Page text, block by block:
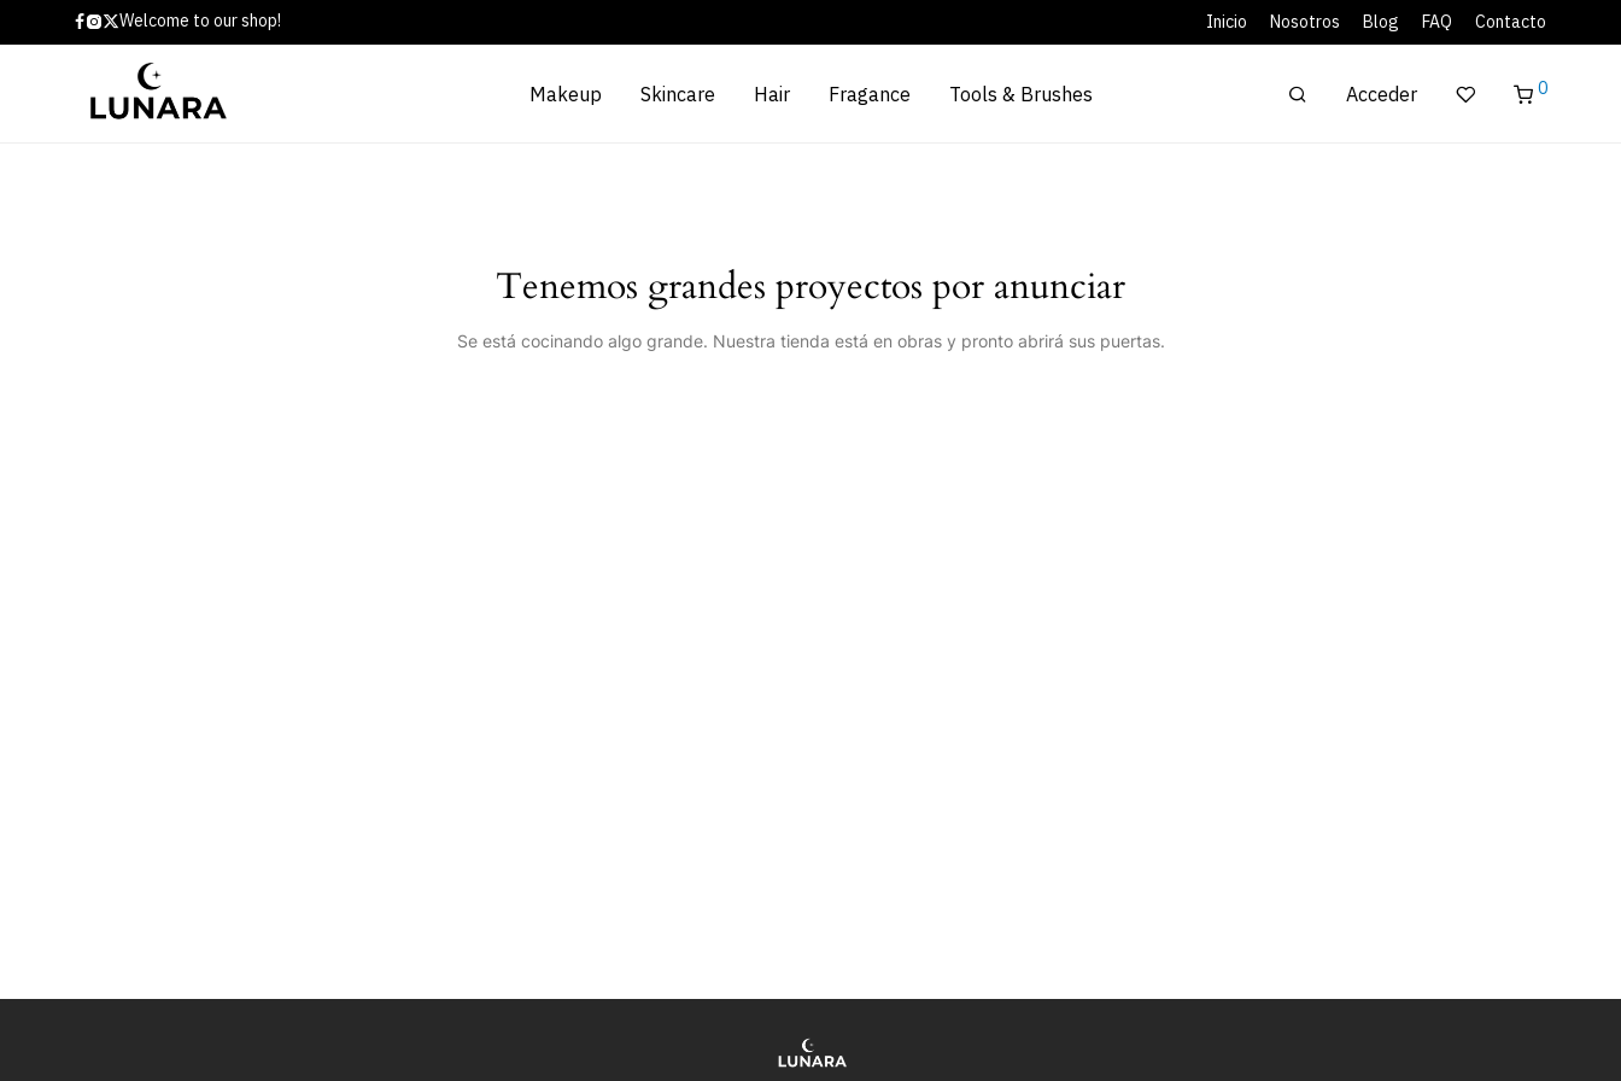
Welcome to our shop! Inicio Nosotros Blog FAQ Contacto
Makeup Skincare Hair Fragance Tools & Brushes Acceder 0
Tenemos grandes proyectos por anunciar
Se está cocinando algo grande. Nuestra tienda está en obras y pronto abrirá sus puertas.